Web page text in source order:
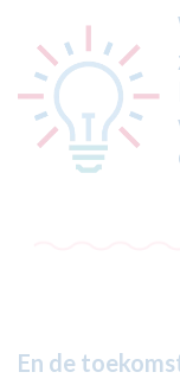
En de